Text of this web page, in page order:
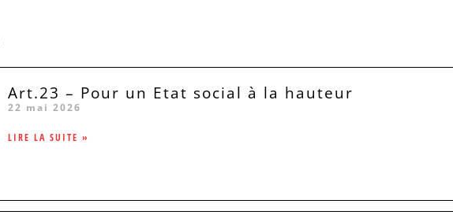
Art.23 – Pour un Etat social à la hauteur
22 mai 2026
LIRE LA SUITE »